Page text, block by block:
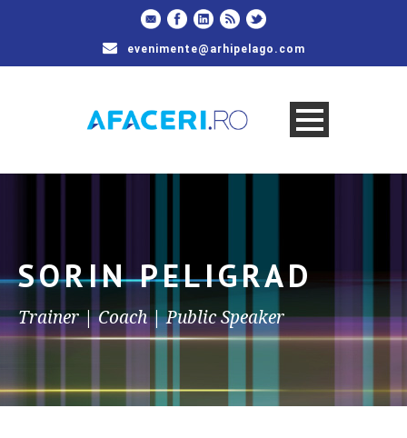
evenimente@arhipelago.com
SORIN PELIGRAD
Trainer | Coach | Public Speaker